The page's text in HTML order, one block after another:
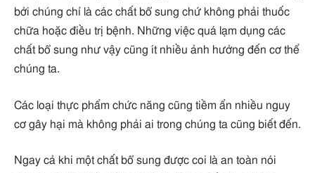
bởi chúng chỉ là các chất bổ sung chứ không phải thuốc
chữa hoặc điều trị bệnh. Những việc quá lạm dụng các
chất bổ sung như vậy cũng ít nhiều ảnh hưởng đến cơ thể
chúng ta.
Các loại thực phẩm chức năng cũng tiềm ẩn nhiều nguy
cơ gây hại mà không phải ai trong chúng ta cũng biết đến.
Ngay cả khi một chất bổ sung được coi là an toàn nói